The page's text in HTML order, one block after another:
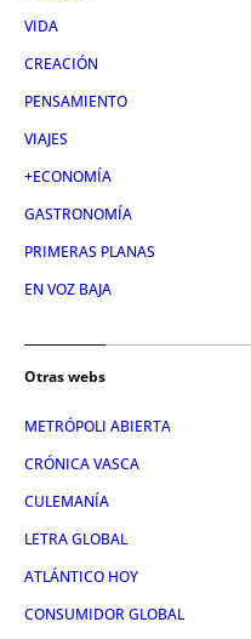
VIDA
CREACIÓN
PENSAMIENTO
VIAJES
+ECONOMÍA
GASTRONOMÍA
PRIMERAS PLANAS
EN VOZ BAJA
Otras webs
METRÓPOLI ABIERTA
CRÓNICA VASCA
CULEMANÍA
LETRA GLOBAL
ATLÁNTICO HOY
CONSUMIDOR GLOBAL